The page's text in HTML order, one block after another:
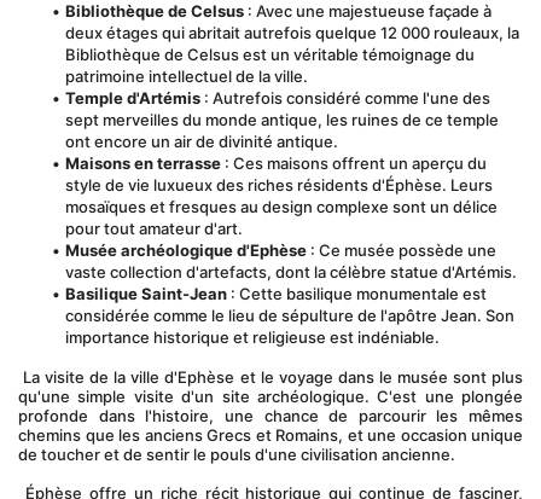
Bibliothèque de Celsus : Avec une majestueuse façade à
deux étages qui abritait autrefois quelque 12 000 rouleaux, la
Bibliothèque de Celsus est un véritable témoignage du
patrimoine intellectuel de la ville.
Temple d'Artémis : Autrefois considéré comme l'une des
sept merveilles du monde antique, les ruines de ce temple
ont encore un air de divinité antique.
Maisons en terrasse : Ces maisons offrent un aperçu du
style de vie luxueux des riches résidents d'Éphèse. Leurs
mosaïques et fresques au design complexe sont un délice
pour tout amateur d'art.
Musée archéologique d'Ephèse : Ce musée possède une
vaste collection d'artefacts, dont la célèbre statue d'Artémis.
Basilique Saint-Jean : Cette basilique monumentale est
considérée comme le lieu de sépulture de l'apôtre Jean. Son
importance historique et religieuse est indéniable.
qu'une simple visite d'un site archéologique. C'est une plongée
profonde dans l'histoire, une chance de parcourir les mêmes
chemins que les anciens Grecs et Romains, et une occasion unique
de toucher et de sentir le pouls d'une civilisation ancienne.